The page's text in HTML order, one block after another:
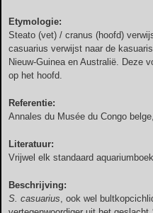
Etymologie:
Steato (vet) / cranus (hoofd)
casuarius verwijst naar de
Nieuw-Guinea en Australië. Deze
op het hoofd.
Referentie:
Annales du Musée du Congo
Literatuur:
Vrijwel elk standaard
Beschrijving:
S. casuarius, ook wel